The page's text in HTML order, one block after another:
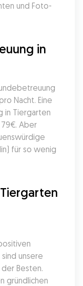
und Foto-
in
Nacht. Eine
in Tiergarten
79€. Aber
für so wenig
unsere
Besten.
gründlichen